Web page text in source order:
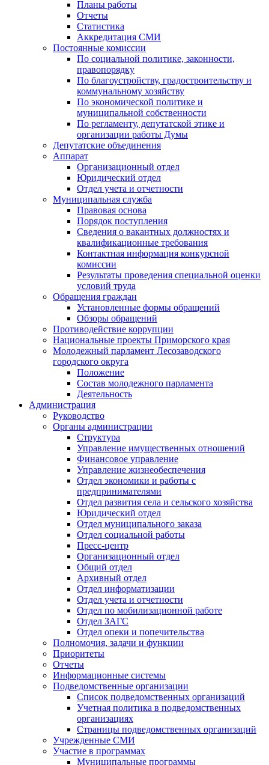
Планы работы
Отчеты
Статистика
Аккредитация СМИ
Постоянные комиссии
По социальной политике, законности,
правопорядку
По благоустройству, градостроительству и
коммунальному хозяйству
По экономической политике и
муниципальной собственности
По регламенту, депутатской этике и
организации работы Думы
Депутатские объединения
Аппарат
Организационный отдел
Юридический отдел
Отдел учета и отчетности
Муниципальная служба
Правовая основа
Порядок поступления
Сведения о вакантных должностях и
квалификационные требования
Контактная информация конкурсной
комиссии
Результаты проведения специальной оценки
условий труда
Обращения граждан
Установленные формы обращений
Обзоры обращений
Противодействие коррупции
Национальные проекты Приморского края
Молодежный парламент Лесозаводского
городского округа
Положение
Состав молодежного парламента
Деятельность
Администрация
Руководство
Органы администрации
Структура
Управление имущественных отношений
Финансовое управление
Управление жизнеобеспечения
Отдел экономики и работы с
предпринимателями
Отдел развития села и сельского хозяйства
Юридический отдел
Отдел муниципального заказа
Отдел социальной работы
Пресс-центр
Организационный отдел
Общий отдел
Архивный отдел
Отдел информатизации
Отдел учета и отчетности
Отдел по мобилизационной работе
Отдел ЗАГС
Отдел опеки и попечительства
Полномочия, задачи и функции
Приоритеты
Отчеты
Информационные системы
Подведомственные организации
Список подведомственных организаций
Учетная политика в подведомственных
организациях
Страницы подведомственных организаций
Учрежденные СМИ
Участие в программах
Муниципальные программы